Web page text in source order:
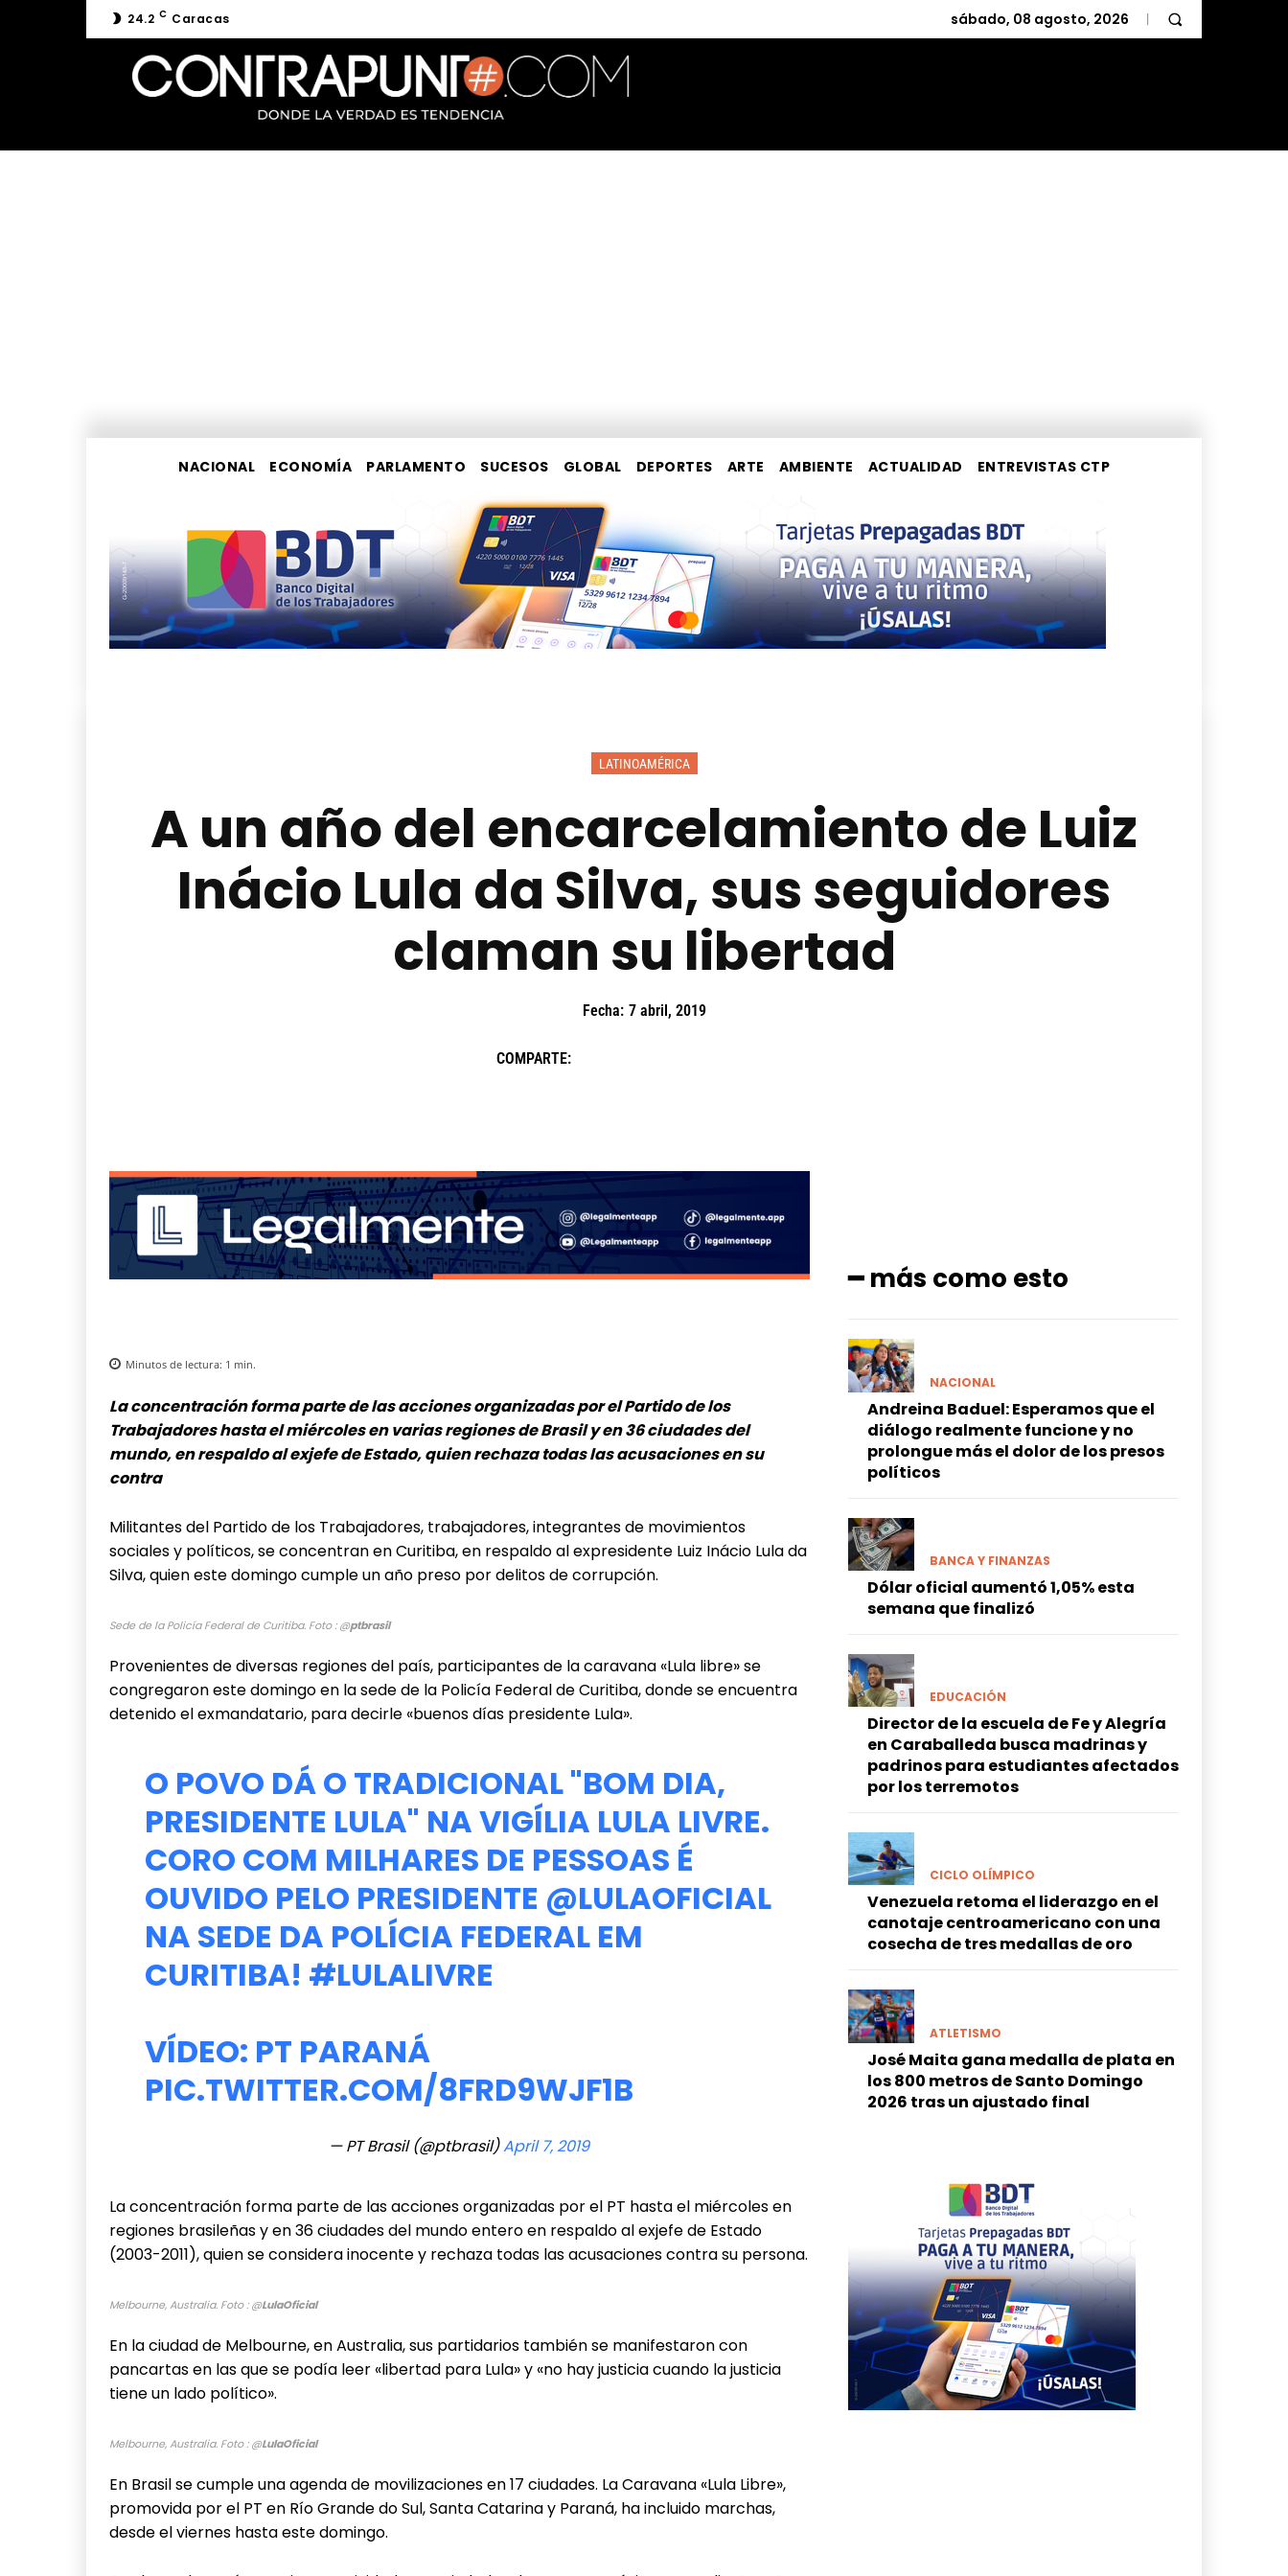
24.2 C Caracas sábado, 08 agosto, 2026
NACIONAL ECONOMÍA PARLAMENTO SUCESOS GLOBAL DEPORTES ARTE AMBIENTE ACTUALIDAD ENTREVISTAS CTP
LATINOAMÉRICA
A un año del encarcelamiento de Luiz
Inácio Lula da Silva, sus seguidores
claman su libertad
Fecha: 7 abril, 2019
COMPARTE:
Minutos de lectura: 1 min.
La concentración forma parte de las acciones organizadas por el Partido de los
Trabajadores hasta el miércoles en varias regiones de Brasil y en 36 ciudades del
mundo, en respaldo al exjefe de Estado, quien rechaza todas las acusaciones en su
contra
Militantes del Partido de los Trabajadores, trabajadores, integrantes de movimientos
sociales y políticos, se concentran en Curitiba, en respaldo al expresidente Luiz Inácio Lula da
Silva, quien este domingo cumple un año preso por delitos de corrupción.
Sede de la Policía Federal de Curitiba. Foto : @ptbrasil
Provenientes de diversas regiones del país, participantes de la caravana «Lula libre» se
congregaron este domingo en la sede de la Policía Federal de Curitiba, donde se encuentra
detenido el exmandatario, para decirle «buenos días presidente Lula».
O POVO DÁ O TRADICIONAL "BOM DIA,
PRESIDENTE LULA" NA VIGÍLIA LULA LIVRE.
CORO COM MILHARES DE PESSOAS É
OUVIDO PELO PRESIDENTE @LULAOFICIAL
NA SEDE DA POLÍCIA FEDERAL EM
CURITIBA! #LULALIVRE
VÍDEO: PT PARANÁ
PIC.TWITTER.COM/8FRD9WJF1B
— PT Brasil (@ptbrasil)April 7, 2019
La concentración forma parte de las acciones organizadas por el PT hasta el miércoles en
regiones brasileñas y en 36 ciudades del mundo entero en respaldo al exjefe de Estado
(2003-2011), quien se considera inocente y rechaza todas las acusaciones contra su persona.
Melbourne, Australia. Foto : @LulaOficial
En la ciudad de Melbourne, en Australia, sus partidarios también se manifestaron con
pancartas en las que se podía leer «libertad para Lula» y «no hay justicia cuando la justicia
tiene un lado político».
Melbourne, Australia. Foto : @LulaOficial
En Brasil se cumple una agenda de movilizaciones en 17 ciudades. La Caravana «Lula Libre»,
promovida por el PT en Río Grande do Sul, Santa Catarina y Paraná, ha incluido marchas,
desde el viernes hasta este domingo.
━ más como esto
NACIONAL
Andreina Baduel: Esperamos que el
diálogo realmente funcione y no
prolongue más el dolor de los presos
políticos
BANCA Y FINANZAS
Dólar oficial aumentó 1,05% esta
semana que finalizó
EDUCACIÓN
Director de la escuela de Fe y Alegría
en Caraballeda busca madrinas y
padrinos para estudiantes afectados
por los terremotos
CICLO OLÍMPICO
Venezuela retoma el liderazgo en el
canotaje centroamericano con una
cosecha de tres medallas de oro
ATLETISMO
José Maita gana medalla de plata en
los 800 metros de Santo Domingo
2026 tras un ajustado final